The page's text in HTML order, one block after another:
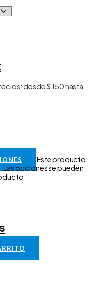
desde $ 150 hasta
Este producto
Las opciones se pueden